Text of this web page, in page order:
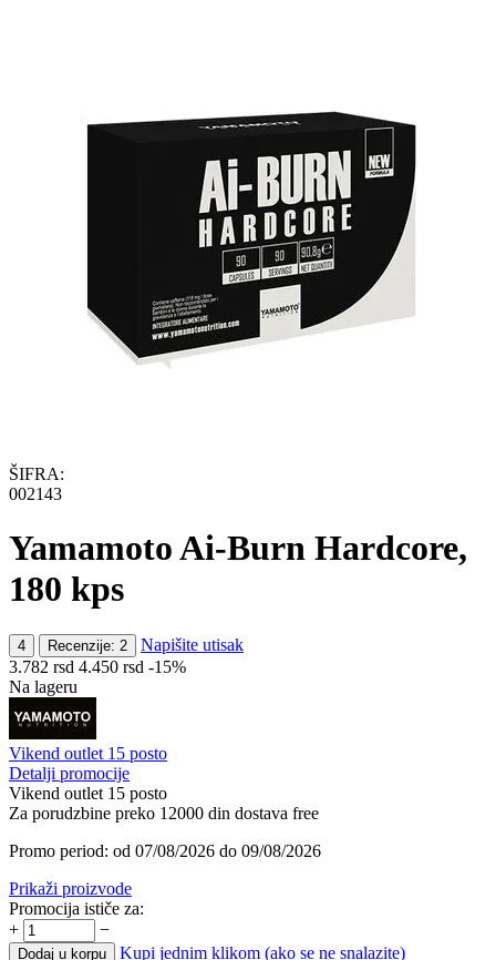
ŠIFRA:
002143
Yamamoto Ai-Burn Hardcore,
180 kps
4 Recenzije: 2
Napišite utisak
3.782 rsd 4.450 rsd -15%
Na lageru
Vikend outlet 15 posto
Detalji promocije
Vikend outlet 15 posto
Za porudzbine preko 12000 din dostava free
Promo period: od 07/08/2026 do 09/08/2026
Prikaži proizvode
Promocija ističe za:
+
−
Dodaj u korpu
Kupi jednim klikom (ako se ne snalazite)